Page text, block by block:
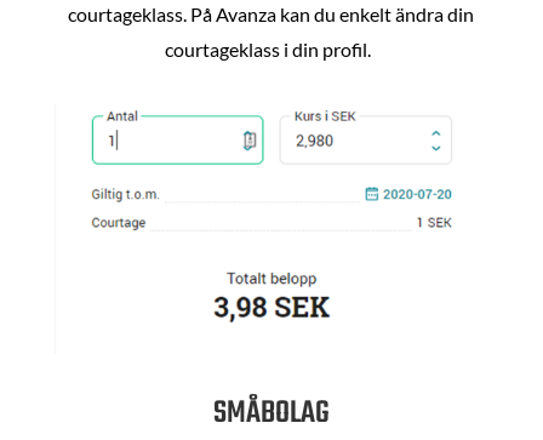
courtageklass. På Avanza kan du enkelt ändra din
courtageklass i din profil.
SMÅBOLAG